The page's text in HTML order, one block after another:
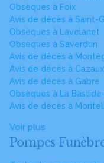
Obsèques à Foix
Avis de décès à Saint-
Obsèques à Lavelanet
Obsèques à Saverdun
Avis de décès à
Avis de décès à Cazaux
Avis de décès à Gabre
Obsèques à La
Avis de décès à
Voir plus
Pompes